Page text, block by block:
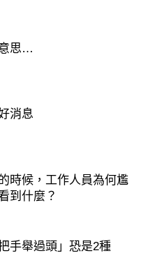
、很強烈、很吸
戰兩邊都堅持
、互相挑剔
爆，天天像打
思…
消息
時候，工作人員為何尷
到什麼？
手舉過頭」恐是2種